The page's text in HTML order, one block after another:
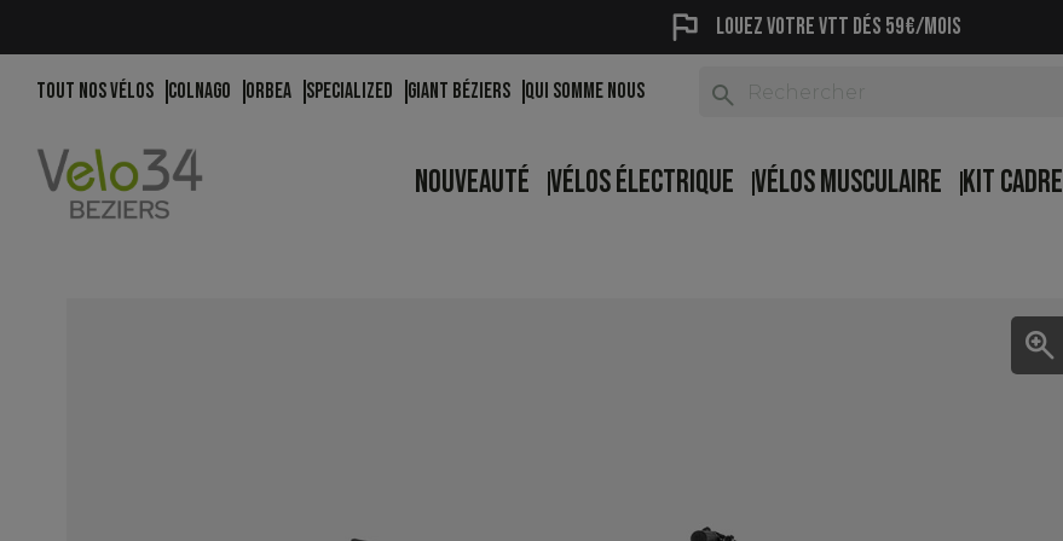
flag Louez votre vtt dés 59€/mois
Tout nos vélos Colnago Orbea Specialized Giant Béziers QUI SOMME NOUS search
NOUVEAUTÉ VÉLOS ÉLECTRIQUE VÉLOS MUSCULAIRE KIT CADRE
zoom_in